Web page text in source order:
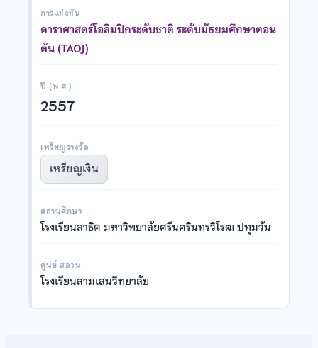
การแข่งขัน
ดาราศาสตร์โอลิมปิกระดับชาติ ระดับมัธยมศึกษาตอน
ต้น (TAOJ)
ปี (พ.ศ.)
2557
เหรียญรางวัล
เหรียญเงิน
สถานศึกษา
โรงเรียนสาธิต มหาวิทยาลัยศรีนครินทรวิโรฒ ปทุมวัน
ศูนย์ สอวน.
โรงเรียนสามเสนวิทยาลัย